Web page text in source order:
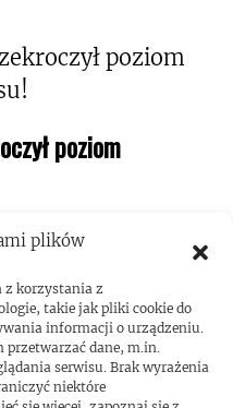
plików
z korzystania z
takie jak pliki cookie do
informacji o urządzeniu.
dane, m.in.
serwisu. Brak wyrażenia
niektóre
poziom